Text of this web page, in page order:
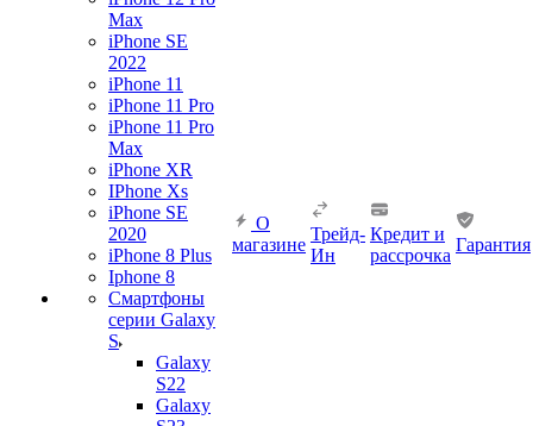
Max
iPhone SE
2022
iPhone 11
iPhone 11 Pro
iPhone 11 Pro
Max
iPhone XR
IPhone Xs
iPhone SE
2020
iPhone 8 Plus
Iphone 8
Смартфоны
серии Galaxy
S
Galaxy
S22
Galaxy
О
магазине
Трейд-
Ин
Кредит и
рассрочка
Гарантия